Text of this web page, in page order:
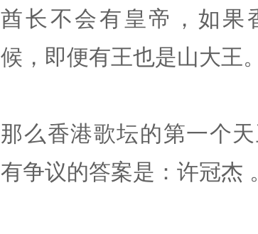
酋长不会有皇帝，如果
候，即便有王也是山大王。
那么香港歌坛的第一个
有争议的答案是：许冠杰 。